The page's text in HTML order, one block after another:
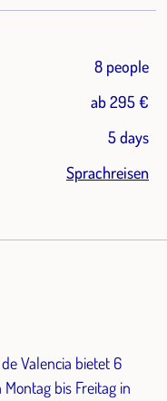
8 people
ab 295 €
5 days
Sprachreisen
Valencia bietet 6
bis Freitag in